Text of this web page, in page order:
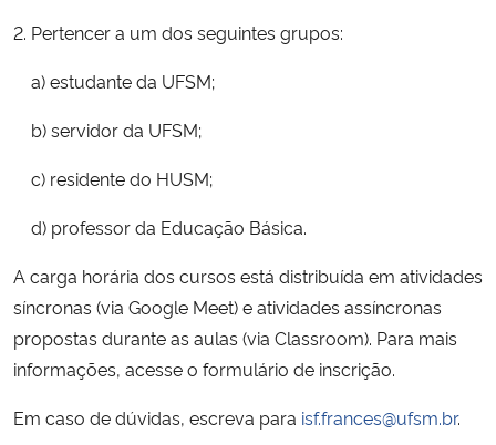
2. Pertencer a um dos seguintes grupos:
a) estudante da UFSM;
b) servidor da UFSM;
c) residente do HUSM;
d) professor da Educação Básica.
A carga horária dos cursos está distribuída em atividades
síncronas (via Google Meet) e atividades assíncronas
propostas durante as aulas (via Classroom). Para mais
informações, acesse o formulário de inscrição.
Em caso de dúvidas, escreva para isf.frances@ufsm.br.